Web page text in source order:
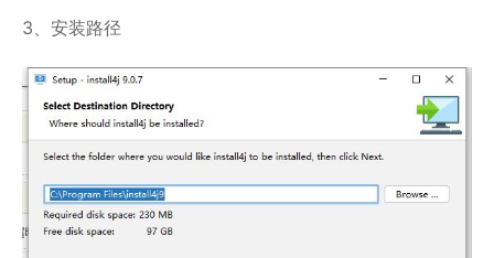
3、安装路径